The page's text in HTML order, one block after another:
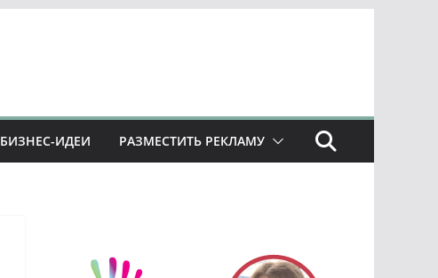
БИЗНЕС-ИДЕИ РАЗМЕСТИТЬ РЕКЛАМУ